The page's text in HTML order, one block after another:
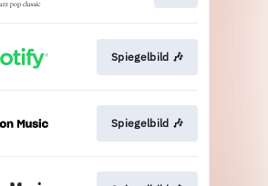
Spiegelbild 🎶
Spiegelbild 🎶